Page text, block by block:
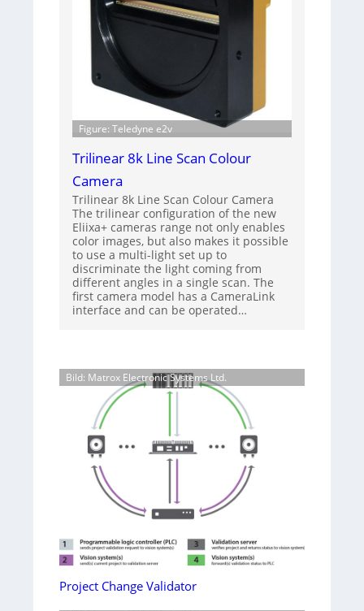
Figure: Teledyne e2v
Trilinear 8k Line Scan Colour
Camera
Trilinear 8k Line Scan Colour Camera
The trilinear configuration of the new
Eliixa+ cameras range not only enables
color images, but also makes it possible
to use a multi-light set up to
discriminate the light coming from
different angles in a single scan. The
first camera model has a CameraLink
interface and can be operated…
Bild: Matrox Electronic Systems Ltd.
Project Change Validator